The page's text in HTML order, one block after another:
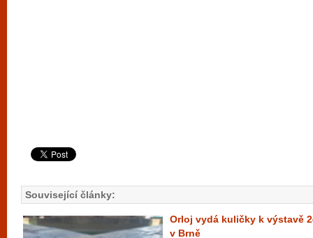
Související články:
Orloj vydá kuličky k výstavě
v Brně